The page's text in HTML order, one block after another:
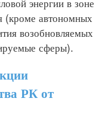
(кроме автономных
возобновляемых
сферы).
РК от